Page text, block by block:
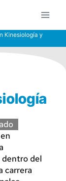
Kinesiología y
del
carrera